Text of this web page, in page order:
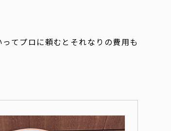
てプロに頼むとそれなりの費用も